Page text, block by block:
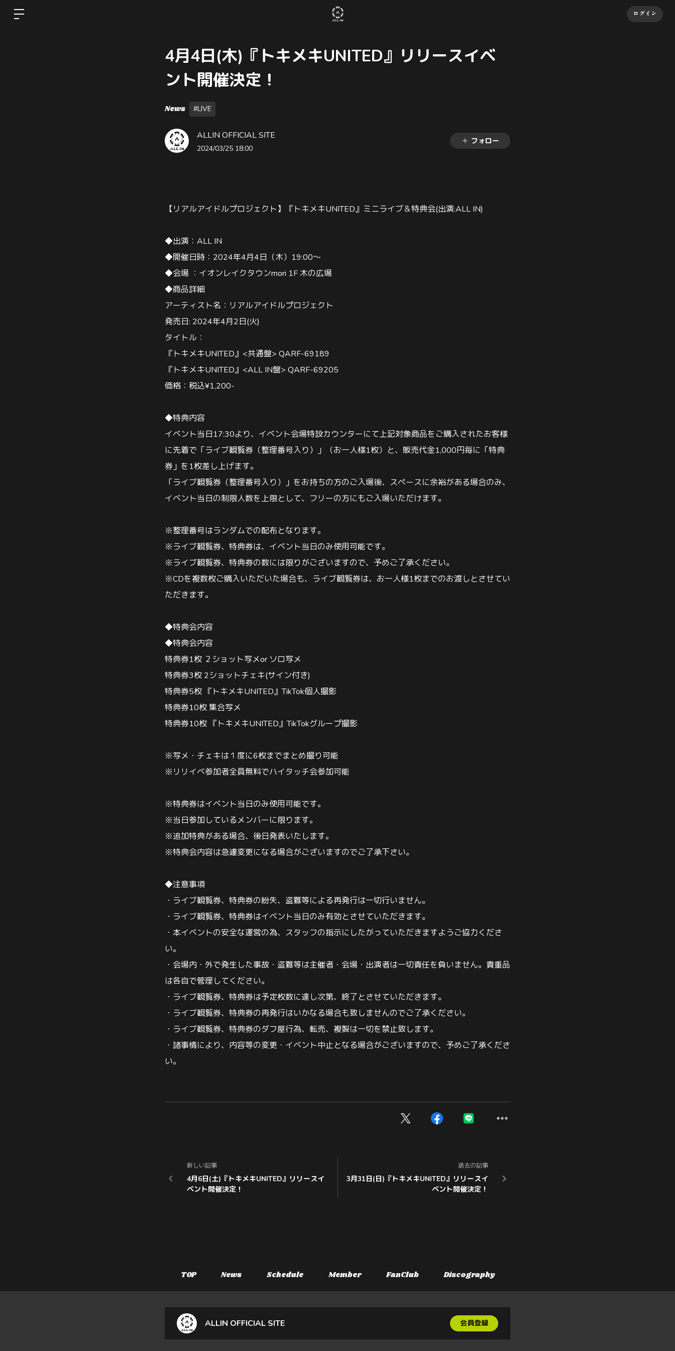
ログイン
4月4日(木)『トキメキUNITED』リリースイベ
ント開催決定！
News #LIVE
ALLIN OFFICIAL SITE
2024/03/25 18:00
フォロー
【リアルアイドルプロジェクト】『トキメキUNITED』ミニライブ＆特典会(出演:ALL IN)
◆出演： ALL IN
◆開催日時： 2024年4月4日（木） 19:00～
◆会場 ：イオンレイクタウンmori 1F 木の広場
◆商品詳細
アーティスト名：リアルアイドルプロジェクト
発売日: 2024年4月2日(火)
タイトル：
『トキメキUNITED』 <共通盤> QARF-69189
『トキメキUNITED』 <ALL IN盤> QARF-69205
価格：税込¥1,200-
◆特典内容
イベント当日17:30より、イベント会場特設カウンターにて上記対象商品をご購入されたお客様
に先着で「ライブ観覧券（整理番号入り）」（お一人様1枚）と、販売代金1,000円毎に「特典
券」を 1枚差し上げます。
「ライブ観覧券（整理番号入り）」をお持ちの方のご入場後、スペースに余裕がある場合のみ、
イベント当日の制限人数を上限として、フリーの方にもご入場いただけます。
※整理番号はランダムでの配布となります。
※ライブ観覧券、特典券は、イベント当日のみ使用可能です。
※ライブ観覧券、特典券の数には限りがございますので、予めご了承ください。
※CDを複数枚ご購入いただいた場合も、ライブ観覧券は、お一人様1枚までのお渡しとさせてい
ただきます。
◆特典会内容
◆特典会内容
特典券1枚 ２ショット写メor ソロ写メ
特典券3枚 2ショットチェキ(サイン付き)
特典券5枚 『トキメキUNITED』TikTok個人撮影
特典券10枚 集合写メ
特典券10枚 『トキメキUNITED』TikTokグループ撮影
※写メ・チェキは１度に6枚までまとめ撮り可能
※ リリイベ参加者全員無料でハイタッチ会参加可能
※特典券はイベント当日のみ使用可能です。
※当日参加しているメンバーに限ります。
※追加特典がある場合、後日発表いたします。
※特典会内容は急遽変更になる場合がございますのでご了承下さい。
◆注意事項
・ライブ観覧券、特典券の紛失、盗難等による再発行は一切行いません。
・ライブ観覧券、特典券はイベント当日のみ有効とさせていただきます。
・本イベントの安全な運営の為、スタッフの指示にしたがっていただきますようご協力くださ
い。
・会場内・外で発生した事故・盗難等は主催者・会場・出演者は一切責任を負いません。貴重品
は各自で管理してください。
・ライブ観覧券、特典券は予定枚数に達し次第、終了とさせていただきます。
・ライブ観覧券、特典券の再発行はいかなる場合も致しませんのでご了承ください。
・ライブ観覧券、特典券のダフ屋行為、転売、複製は一切を禁止致します。
・諸事情により、内容等の変更・イベント中止となる場合がございますので、予めご了承くださ
い。
新しい記事
4月6日(土)『トキメキUNITED』リリースイ
ベント開催決定！
過去の記事
3月31日(日)『トキメキUNITED』リリースイ
ベント開催決定！
TOP News Schedule Member FanClub Discography
ALLIN OFFICIAL SITE 会員登録